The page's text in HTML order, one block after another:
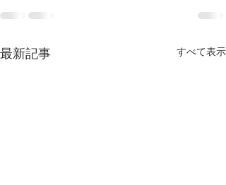
最新記事 すべて表示